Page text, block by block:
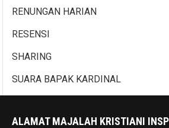
RENUNGAN HARIAN
RESENSI
SHARING
SUARA BAPAK KARDINAL
ALAMAT MAJALAH KRISTIANI